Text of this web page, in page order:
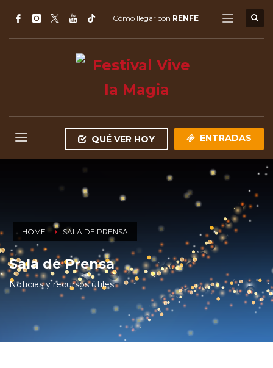
Cómo llegar con RENFE
QUÉ VER HOY ENTRADAS
HOME SALA DE PRENSA
Sala de Prensa
Noticias y recursos útiles